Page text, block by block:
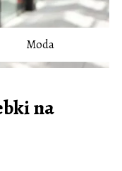
Moda
na